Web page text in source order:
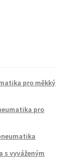
pro měkký
pro
s vyváženým